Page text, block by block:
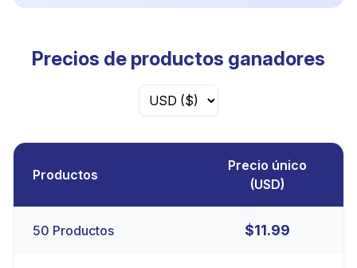
Precios de productos ganadores
Productos
Precio único
(USD)
50 Productos $11.99